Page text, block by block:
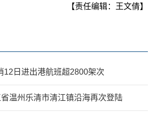
【责任编辑：王文倩】
12日进出港航班超2800架次
省温州乐清市清江镇沿海再次登陆